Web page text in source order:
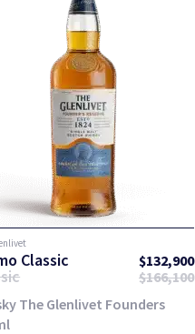
Classic $132,900
$166,100
The Glenlivet Founders